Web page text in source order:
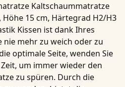
Kaltschaummatratze
15 cm, Härtegrad H2/H3
Kissen ist dank Ihres
mehr zu weich oder zu
optimale Seite, wenden Sie
um immer wieder den
zu spüren. Durch die